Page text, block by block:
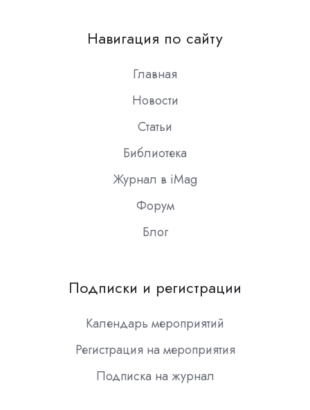
Slack
Навигация по сайту
Главная
Новости
Статьи
Библиотека
Журнал в iMag
Форум
Блог
Подписки и регистрации
Календарь мероприятий
Регистрация на мероприятия
Подписка на журнал